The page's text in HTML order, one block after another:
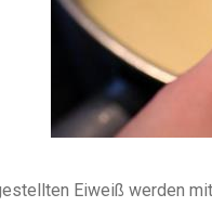
Eiweiß werden